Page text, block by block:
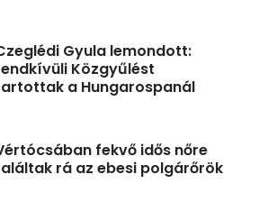
Gyula lemondott:
Közgyűlést
a Hungarospanál
fekvő idős nőre
rá az ebesi polgárőrök